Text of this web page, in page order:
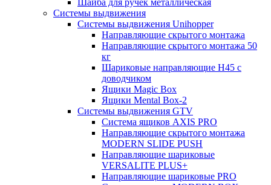
Системы выдвижения
Системы выдвижения Unihopper
Направляющие скрытого монтажа
Направляющие скрытого монтажа 50
кг
Шариковые направляющие H45 с
доводчиком
Ящики Magic Box
Ящики Mental Box-2
Системы выдвижения GTV
Система ящиков AXIS PRO
Направляющие скрытого монтажа
MODERN SLIDE PUSH
Направляющие шариковые
VERSALITE PLUS+
Направляющие шариковые PRO